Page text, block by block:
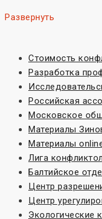
Развернуть
Стоимость
Разработка
Российская
Московское
Материалы
Материалы
Лига
Балтийское
Центр
Центр
Экологические